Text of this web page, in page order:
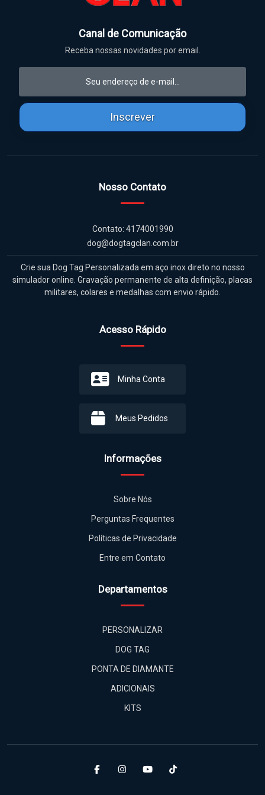
Canal de Comunicação
Receba nossas novidades por email.
Inscrever
Nosso Contato
Contato: 4174001990
dog@dogtagclan.com.br
Crie sua Dog Tag Personalizada em aço inox direto no nosso
simulador online. Gravação permanente de alta definição, placas
militares, colares e medalhas com envio rápido.
Acesso Rápido
Minha Conta
Meus Pedidos
Informações
Sobre Nós
Perguntas Frequentes
Políticas de Privacidade
Entre em Contato
Departamentos
PERSONALIZAR
DOG TAG
PONTA DE DIAMANTE
ADICIONAIS
KITS